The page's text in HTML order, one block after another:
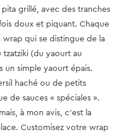
grillé, avec des tranches
doux et piquant. Chaque
qui se distingue de la
(du yaourt au
un simple yaourt épais.
haché ou de petits
de sauces « spéciales ».
à mon avis, c’est la
Customisez votre wrap